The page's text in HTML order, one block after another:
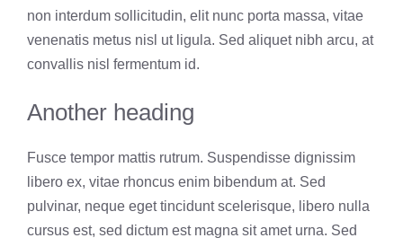
non interdum sollicitudin, elit nunc porta massa, vitae
venenatis metus nisl ut ligula. Sed aliquet nibh arcu, at
convallis nisl fermentum id.
Another heading
Fusce tempor mattis rutrum. Suspendisse dignissim
libero ex, vitae rhoncus enim bibendum at. Sed
pulvinar, neque eget tincidunt scelerisque, libero nulla
cursus est, sed dictum est magna sit amet urna. Sed